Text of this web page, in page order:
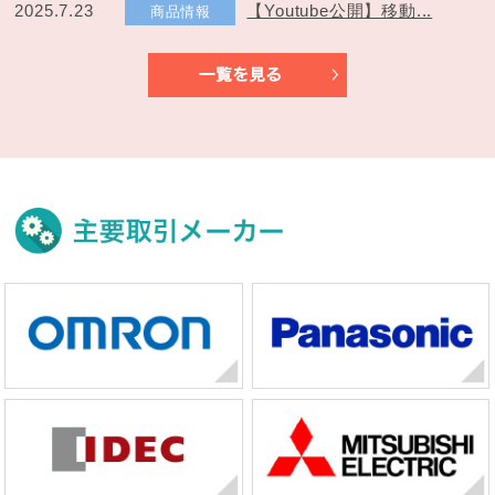
2025.7.23
商品情報 【Youtube公開】移動...